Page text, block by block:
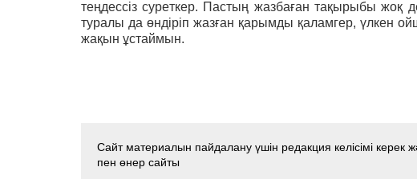
теңдессіз суреткер. Пастың жазбаған тақырыбы жоқ
туралы да өндіріп жазған қарымды қаламгер, үлкен
жақын ұстаймын.
Сайт материалын пайдалану үшін редакция келісімі керек
пен өнер сайты